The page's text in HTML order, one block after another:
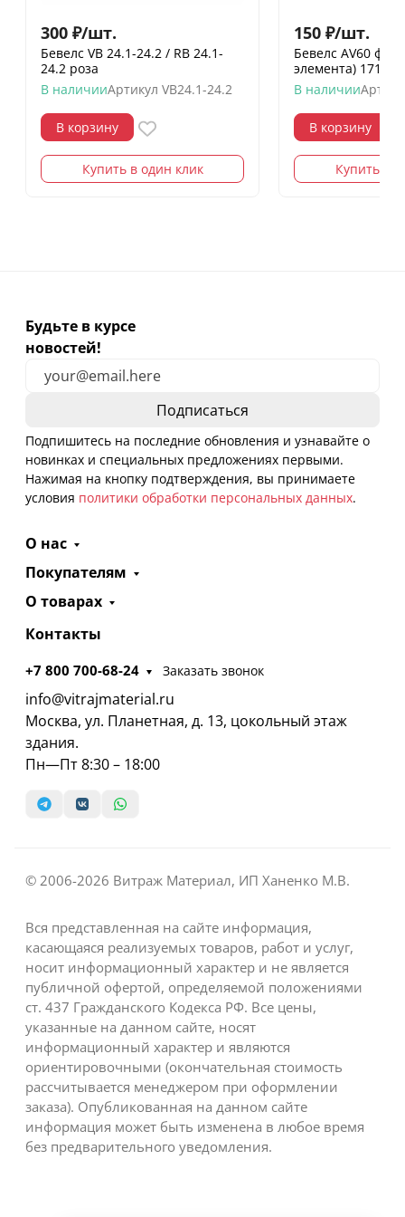
300 ₽/шт.
Бевелс VB 24.1-24.2 / RB 24.1-
24.2 роза
В наличииАртикул VB24.1-24.2
В корзину
Купить в один клик
150 ₽/шт.
Бевелс AV60
элемента) 171 х
В наличии
В корзину
Купить в
Будьте в курсе
новостей!
Подпишитесь на последние обновления и узнавайте о
новинках и специальных предложениях первыми.
Нажимая на кнопку подтверждения, вы принимаете
условия политики обработки персональных данных.
О нас
Покупателям
О товарах
Контакты
+7 800 700-68-24 Заказать звонок
info@vitrajmaterial.ru
Москва, ул. Планетная, д. 13, цокольный этаж
здания.
Пн—Пт 8:30 – 18:00
© 2006-2026 Витраж Материал, ИП Ханенко М.В.
Вся представленная на сайте информация,
касающаяся реализуемых товаров, работ и услуг,
носит информационный характер и не является
публичной офертой, определяемой положениями
ст. 437 Гражданского Кодекса РФ. Все цены,
указанные на данном сайте, носят
информационный характер и являются
ориентировочными (окончательная стоимость
рассчитывается менеджером при оформлении
заказа). Опубликованная на данном сайте
информация может быть изменена в любое время
без предварительного уведомления.